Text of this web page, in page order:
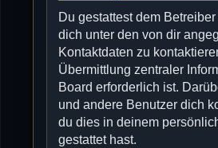
Du gestattest dem
dich unter den von dir
Kontaktdaten zu
Übermittlung zentraler
Board erforderlich ist.
und andere Benutzer dich
du dies in deinem
gestattet hast.